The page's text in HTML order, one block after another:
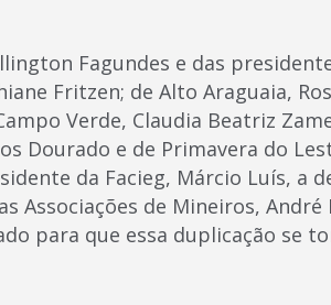
Fagundes e das
Fritzen; de Alto Araguaia,
Verde, Claudia Beatriz
Dourado e de Primavera do
da Facieg, Márcio Luís, a
Associações de Mineiros, André
para que essa duplicação se